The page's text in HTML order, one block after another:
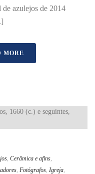
azulejos de 2014
MORE
, Cerâmica e afins,
, Fotógrafos, Igreja,